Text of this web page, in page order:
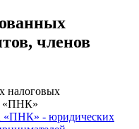
членов
налоговых
«ПНК»
«ПНК» - юридических